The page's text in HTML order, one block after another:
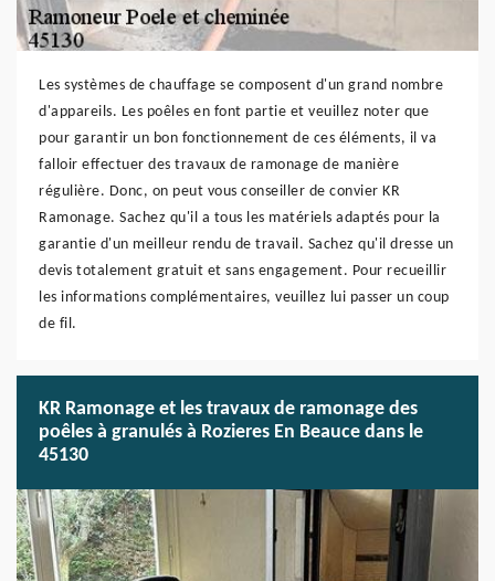
Les systèmes de chauffage se composent d'un grand nombre
d'appareils. Les poêles en font partie et veuillez noter que
pour garantir un bon fonctionnement de ces éléments, il va
falloir effectuer des travaux de ramonage de manière
régulière. Donc, on peut vous conseiller de convier KR
Ramonage. Sachez qu'il a tous les matériels adaptés pour la
garantie d'un meilleur rendu de travail. Sachez qu'il dresse un
devis totalement gratuit et sans engagement. Pour recueillir
les informations complémentaires, veuillez lui passer un coup
de fil.
KR Ramonage et les travaux de ramonage des
poêles à granulés à Rozieres En Beauce dans le
45130